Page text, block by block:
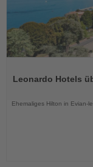
dieLeonardo Hotels
Ehemaliges Hilton in Evian-